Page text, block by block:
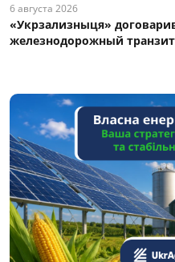
6 августа 2026
«Укрзализныця»
железнодорожный